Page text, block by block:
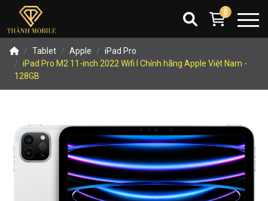
0
Tablet Apple
iPad Pro
iPad Pro M2 11-inch 2022 Wifi I Chính hãng Apple Việt Nam -
128GB